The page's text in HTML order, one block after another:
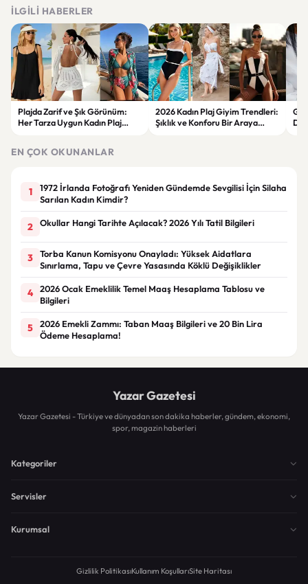
İLGILI HABERLER
Plajda Zarif ve Şık Görünüm:
Her Tarza Uygun Kadın Plaj
2026 Kadın Plaj Giyim Trendleri:
Şıklık ve Konforu Bir Araya
EN ÇOK OKUNANLAR
1
1972 İrlanda Fotoğrafı Yeniden Gündemde Sevgilisi İçin Silaha
Sarılan Kadın Kimdir?
2 Okullar Hangi Tarihte Açılacak? 2026 Yılı Tatil Bilgileri
3
Torba Kanun Komisyonu Onayladı: Yüksek Aidatlara
Sınırlama, Tapu ve Çevre Yasasında Köklü Değişiklikler
4
2026 Ocak Emeklilik Temel Maaş Hesaplama Tablosu ve
Bilgileri
5
2026 Emekli Zammı: Taban Maaş Bilgileri ve 20 Bin Lira
Ödeme Hesaplama!
Yazar Gazetesi
Yazar Gazetesi - Türkiye ve dünyadan son dakika haberler, gündem, ekonomi,
spor, magazin haberleri
Kategoriler
Servisler
Kurumsal
Gizlilik PolitikasıKullanım KoşullarıSite Haritası